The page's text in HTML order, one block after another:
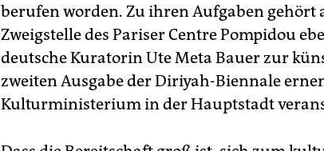
berufen worden. Zu ihren Aufgaben gehört
Zweigstelle des Pariser Centre Pompidou
deutsche Kuratorin Ute Meta Bauer zur
zweiten Ausgabe der Diriyah-Biennale
Kulturministerium in der Hauptstadt